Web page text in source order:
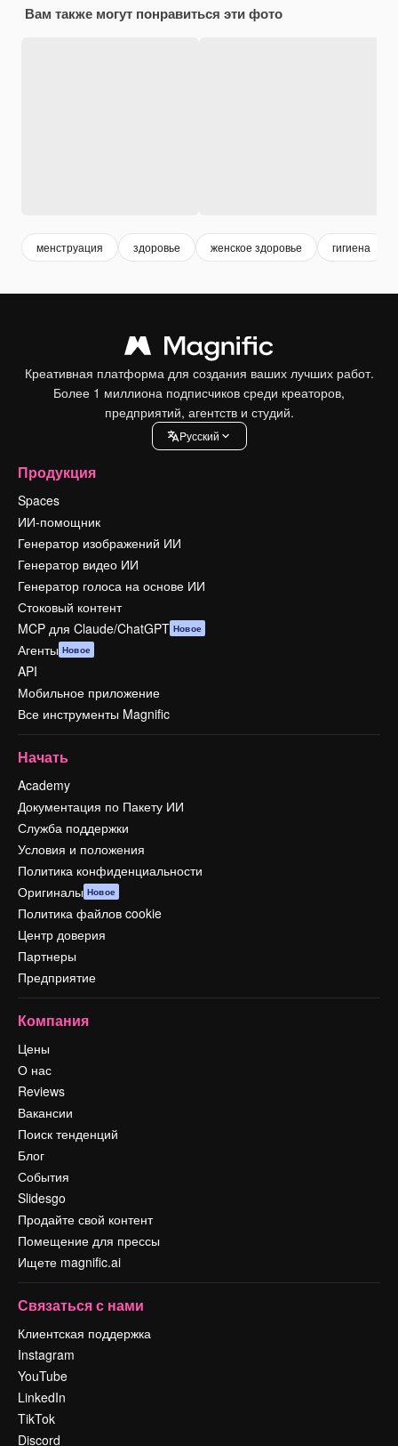
Вам также могут понравиться эти фото
менструация здоровье женское здоровье гигиена
Креативная платформа для создания ваших лучших работ.
Более 1 миллиона подписчиков среди креаторов,
предприятий, агентств и студий.
Pусский
Продукция
Spaces
ИИ-помощник
Генератор изображений ИИ
Генератор видео ИИ
Генератор голоса на основе ИИ
Стоковый контент
MCP для Claude/ChatGPT Новое
Агенты Новое
API
Мобильное приложение
Все инструменты Magnific
Начать
Academy
Документация по Пакету ИИ
Служба поддержки
Условия и положения
Политика конфиденциальности
Оригиналы Новое
Политика файлов cookie
Центр доверия
Партнеры
Предприятие
Компания
Цены
О нас
Reviews
Вакансии
Поиск тенденций
Блог
События
Slidesgo
Продайте свой контент
Помещение для прессы
Ищете magnific.ai
Связаться с нами
Клиентская поддержка
Instagram
YouTube
LinkedIn
TikTok
Discord